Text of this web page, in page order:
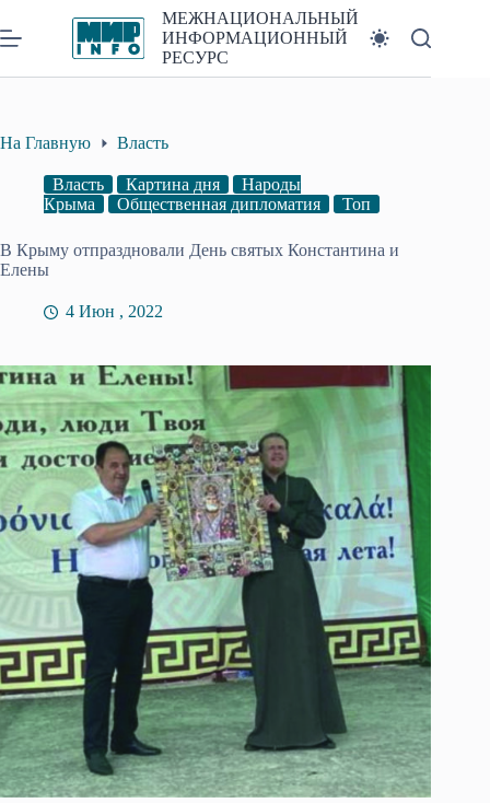
к
сути
МЕЖНАЦИОНАЛЬНЫЙ
ИНФОРМАЦИОННЫЙ
РЕСУРС
На Главную Власть
Власть Картина дня
Народы
Крыма
Общественная дипломатия Топ
В Крыму отпраздновали День святых Константина и
Елены
4 Июн , 2022